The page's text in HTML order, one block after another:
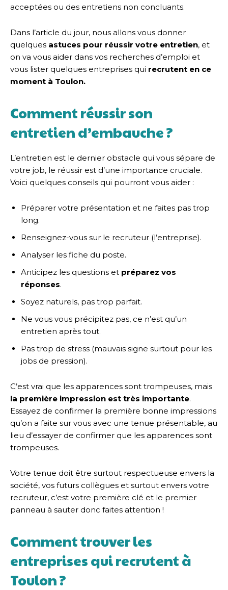
acceptées ou des entretiens non concluants.
Dans l’article du jour, nous allons vous donner
quelques astuces pour réussir votre entretien, et
on va vous aider dans vos recherches d’emploi et
vous lister quelques entreprises qui recrutent en ce
moment à Toulon.
Comment réussir son
entretien d’embauche ?
L’entretien est le dernier obstacle qui vous sépare de
votre job, le réussir est d’une importance cruciale.
Voici quelques conseils qui pourront vous aider :
Préparer votre présentation et ne faites pas trop
long.
Renseignez-vous sur le recruteur (l’entreprise).
Analyser les fiche du poste.
Anticipez les questions et préparez vos
réponses.
Soyez naturels, pas trop parfait.
Ne vous vous précipitez pas, ce n’est qu’un
entretien après tout.
Pas trop de stress (mauvais signe surtout pour les
jobs de pression).
C’est vrai que les apparences sont trompeuses, mais
la première impression est très importante.
Essayez de confirmer la première bonne impressions
qu’on a faite sur vous avec une tenue présentable, au
lieu d’essayer de confirmer que les apparences sont
trompeuses.
Votre tenue doit être surtout respectueuse envers la
société, vos futurs collègues et surtout envers votre
recruteur, c’est votre première clé et le premier
panneau à sauter donc faites attention !
Comment trouver les
entreprises qui recrutent à
Toulon ?